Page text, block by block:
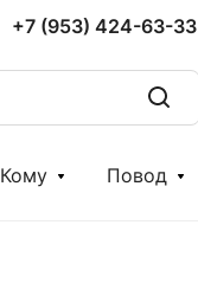
+7 (953) 424-63-33
Кому Повод